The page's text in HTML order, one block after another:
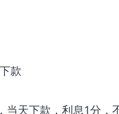
款
天下款，利息1分，